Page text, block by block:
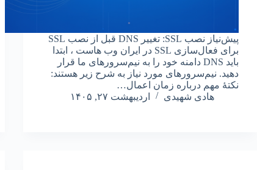
پیش‌نیاز نصب SSL: تغییر DNS قبل از نصب SSL
برای فعال‌سازی SSL در ایران وب هاست ، ابتدا
باید DNS دامنه خود را به نیم‌سرورهای ما قرار
دهید. نیم‌سرورهای مورد نیاز به شرح زیر هستند:
نکتۀ مهم درباره زمان اعمال…
هادی شهیدی
اردیبهشت ۲۷, ۱۴۰۵